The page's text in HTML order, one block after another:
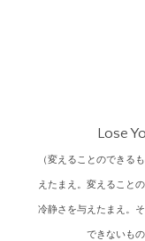
Lose
（変えることのできる
えたまえ。変えること
冷静さを与えたまえ。
できないも